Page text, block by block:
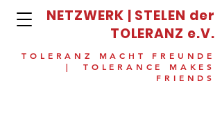
NETZWERK | STELEN der
TOLERANZ e.V.
TOLERANZ MACHT FREUNDE
| TOLERANCE MAKES
FRIENDS